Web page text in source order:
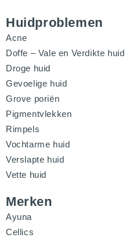
Huidproblemen
Acne
Doffe – Vale en Verdikte huid
Droge huid
Gevoelige huid
Grove poriën
Pigmentvlekken
Rimpels
Vochtarme huid
Verslapte huid
Vette huid
Merken
Ayuna
Cellics